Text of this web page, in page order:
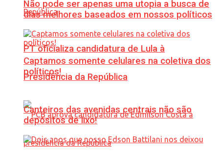
PT oficializa candidatura de Lula à
Presidência da República
Não pode ser apenas uma utopia a busca de
dias melhores baseados em nossos políticos
Captamos somente celulares na coletiva dos
políticos!
Canteiros das avenidas centrais não são
depósitos de lixo!